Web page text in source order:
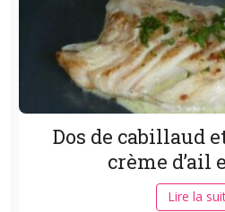
Dos de cabillaud
crème d’ail
Lire la